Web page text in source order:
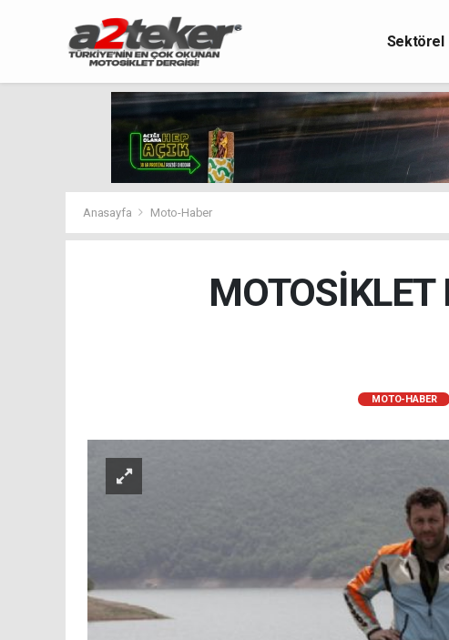
Sektörel
Anasayfa Moto-Haber
MOTO-HABER